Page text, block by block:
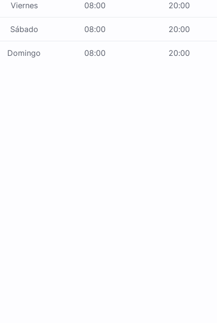
Viernes 08:00 20:00
Sábado 08:00 20:00
Domingo 08:00 20:00